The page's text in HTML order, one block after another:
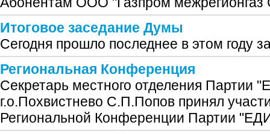
Итоговое заседание Думы
Сегодня прошло последнее в этом году
Региональная Конференция
Секретарь местного отделения
г.о.Похвистнево С.П.Попов принял
Региональной Конференции Партии